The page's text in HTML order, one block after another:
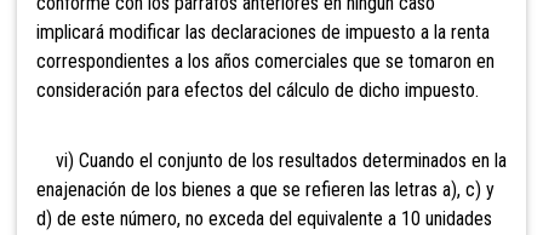
implicará modificar las declaraciones de impuesto a la renta
correspondientes a los años comerciales que se tomaron en
consideración para efectos del cálculo de dicho impuesto.
vi) Cuando el conjunto de los resultados determinados en la
enajenación de los bienes a que se refieren las letras a), c) y
d) de este número, no exceda del equivalente a 10 unidades